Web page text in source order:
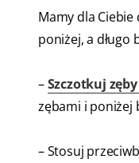
Mamy dla
poniżej, a długo
–Szczotkuj
zębami i poniżej
– Stosuj